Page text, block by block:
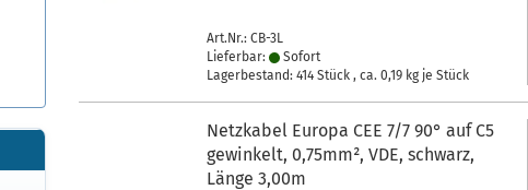
Art.Nr.: CB-3L
Lieferbar:
Sofort
Lagerbestand: 414 Stück , ca.0,19 kg je Stück
Netzkabel Europa CEE 7/7 90° auf C5
gewinkelt, 0,75mm², VDE, schwarz,
Länge 3,00m